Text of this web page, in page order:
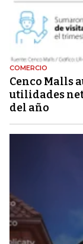
COMERCIO
Cenco Malls
utilidades
del año